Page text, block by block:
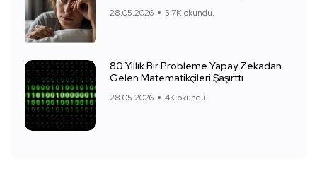
28.05.2026 5.7K okundu.
80 Yıllık Bir Probleme Yapay Zekadan
Gelen Matematikçileri Şaşırttı
28.05.2026 4K okundu.